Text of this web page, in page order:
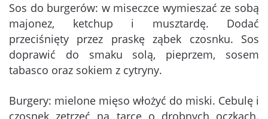
Sos do burgerów: w miseczce wymieszać ze sobą
majonez, ketchup i musztardę. Dodać
przeciśnięty przez praskę ząbek czosnku. Sos
doprawić do smaku solą, pieprzem, sosem
tabasco oraz sokiem z cytryny.
Burgery: mielone mięso włożyć do miski. Cebulę i